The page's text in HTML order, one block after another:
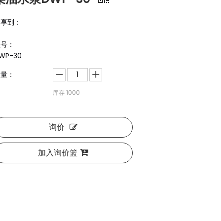
到：
：
30
：
库存1000
询价
加入询价篮